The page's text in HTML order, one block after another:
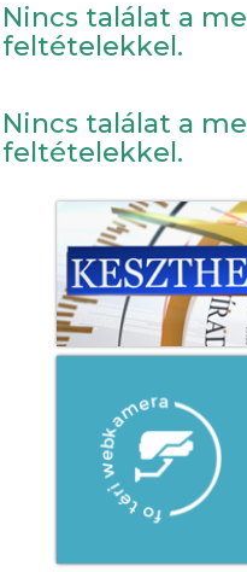
Nincs találat a
feltételekkel.
Nincs találat a
feltételekkel.